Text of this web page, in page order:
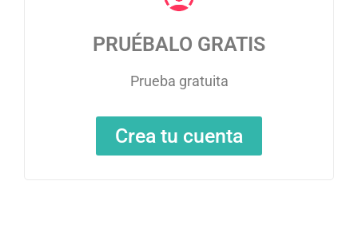
PRUÉBALO GRATIS
Prueba gratuita
Crea tu cuenta